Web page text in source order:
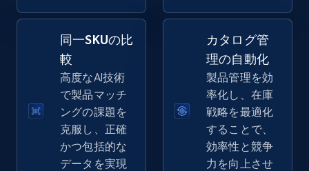
2.5K+ 359+ 今すぐ始める
eBay - Gather data on products using
specified keywords
URL, Product id, Title, Seller name, Seller rating,
Seller reviews, Breadcrumbs, Root category, and
more.
同一SKUの比
較
高度なAI技術
で製品マッチ
ングの課題を
克服し、正確
かつ包括的な
データを実現
カタログ管
理の自動化
製品管理を効
率化し、在庫
戦略を最適化
することで、
効率性と競争
力を向上させ